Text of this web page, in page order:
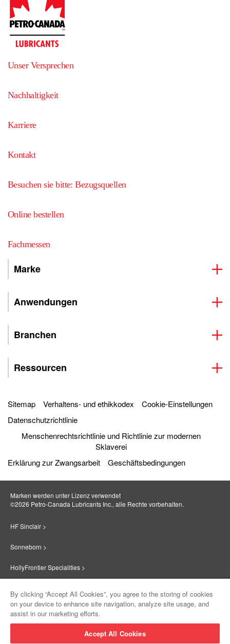
Unser Versprechen
Nachhaltigkeit
Karriere
Kontakt
Besuchen sie bitte: Bezugsquellen
Online bestellen
Fachmessen
Marke
Anwendungen
Branchen
Ressourcen
Sitemap Verhaltens- und ethikkodex
Cookie-Einstellungen
Datenschutzrichtlinie
Menschenrechtsrichtlinie und Richtlinie zur modernen
Sklaverei
Erklärung zur Zwangsarbeit
Geschäftsbedingungen
Marken werden unter Lizenz verwendet
©2026 Petro‐Canada Lubricants Inc., alle Rechte vorbehalten.
HF Sinclair >
Sonneborn >
HollyFrontier Specialities >
Suniso >
By clicking “Accept All Cookies”, you agree to the storing of cookies
on your device to enhance site navigation, analyze site usage, and
assist in our marketing efforts.
Accept All Cookies